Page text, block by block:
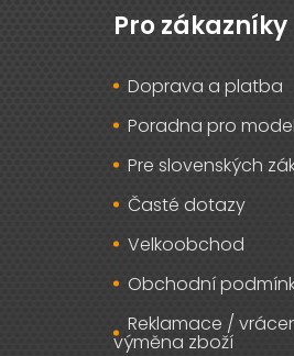
Pro zákazníky
Doprava a platba
Poradna pro
Pre slovenských
Časté dotazy
Velkoobchod
Obchodní
Reklamace /
výměna zboží